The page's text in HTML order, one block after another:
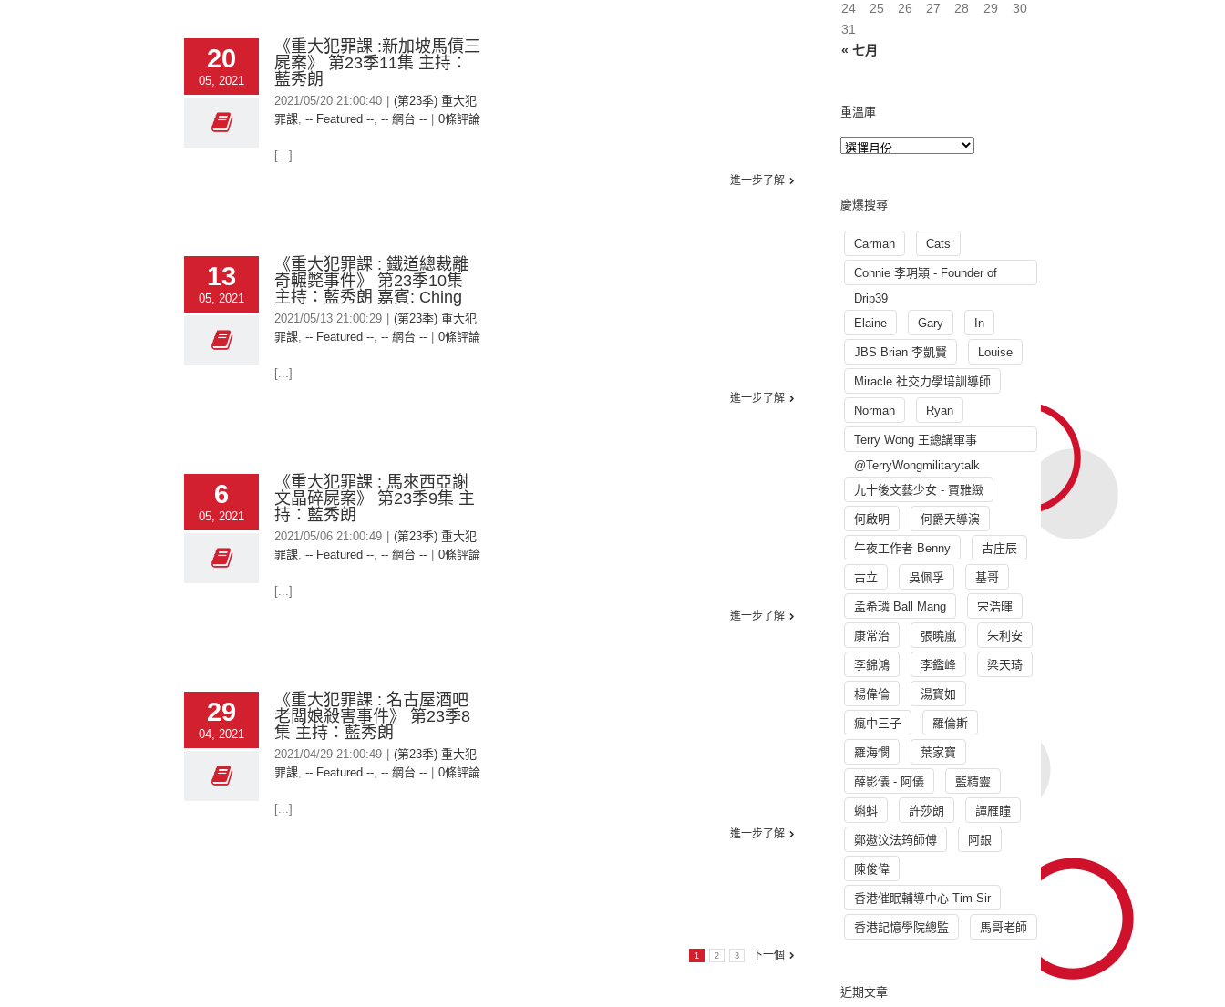
20
05, 2021
《重大犯罪課 :新加坡馬債三
屍案》 第23季11集 主持：
藍秀朗
2021/05/20 21:00:40
(第23季) 重大犯
罪課, -- Featured --, -- 網台 -- 0條評論
[...]
進一步了解
13
05, 2021
《重大犯罪課 : 鐵道總裁離
奇輾斃事件》 第23季10集
主持：藍秀朗 嘉賓: Ching
2021/05/13 21:00:29
(第23季) 重大犯
罪課, -- Featured --, -- 網台 -- 0條評論
[...]
進一步了解
6
05, 2021
《重大犯罪課 : 馬來西亞謝
文晶碎屍案》 第23季9集 主
持：藍秀朗
2021/05/06 21:00:49
(第23季) 重大犯
罪課, -- Featured --, -- 網台 -- 0條評論
[...]
進一步了解
29
04, 2021
《重大犯罪課 : 名古屋酒吧
老闆娘殺害事件》 第23季8
集 主持：藍秀朗
2021/04/29 21:00:49
(第23季) 重大犯
罪課, -- Featured --, -- 網台 -- 0條評論
[...]
進一步了解
1 2 3 下一個
« 七月
24
25 26 27 28 29
30
31
重溫庫
慶爆搜尋
Carman Cats
Connie 李玥穎 - Founder of
Drip39
Elaine
Gary In
JBS Brian 李凱賢 Louise
Miracle 社交力學培訓導師
Norman Ryan
Terry Wong 王總講軍事
@TerryWongmilitarytalk
九十後文藝少女 - 賈雅緻
何啟明 何爵天導演
午夜工作者 Benny 古庄辰
古立 吳佩孚 基哥
孟希璘 Ball Mang 宋浩暉
康常治 張曉嵐 朱利安
李錦鴻 李鑑峰 梁天琦
楊偉倫 湯寳如
瘋中三子 羅倫斯
羅海憫 葉家寶
薛影儀 - 阿儀 藍精靈
蝌蚪 許莎朗 譚雁瞳
鄭遨汶法筠師傅 阿銀
陳俊偉
香港催眠輔導中心 Tim Sir
香港記憶學院總監 馬哥老師
近期文章